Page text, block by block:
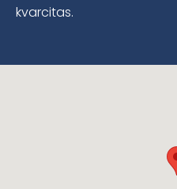
kvarcitas.